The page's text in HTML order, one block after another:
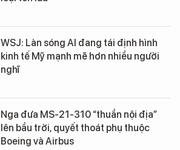
WSJ: Làn sóng AI đang tái định hình
kinh tế Mỹ mạnh mẽ hơn nhiều người
nghĩ
Nga đưa MS-21-310 “thuần nội địa”
lên bầu trời, quyết thoát phụ thuộc
Boeing và Airbus